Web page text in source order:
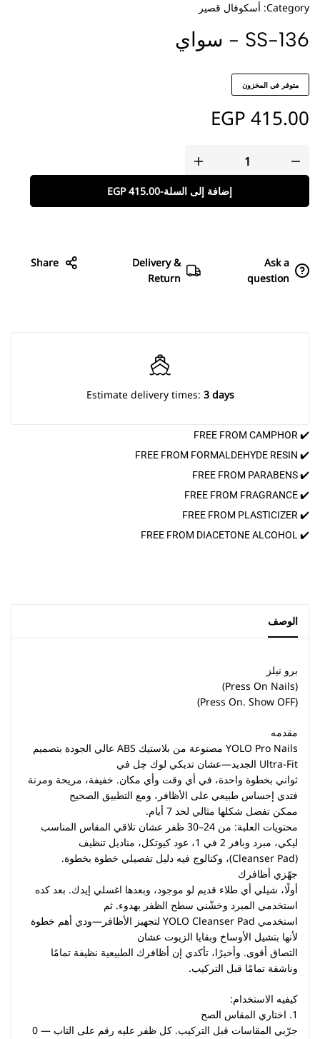
Category: أسكوفال قصير
SS-136 - سواي
متوفر في المخزون
EGP 415.00
إضافة إلى السلة-
EGP415.00
Ask a
question
Delivery &
Return
Share
Estimate delivery times: 3 days
✔️ FREE FROM CAMPHOR
✔️ FREE FROM FORMALDEHYDE RESIN
✔️ FREE FROM PARABENS
✔️ FREE FROM FRAGRANCE
✔️ FREE FROM PLASTICIZER
✔️ FREE FROM DIACETONE ALCOHOL
الوصف
برو نيلز
(Press On Nails)
(Press On. Show OFF)
مقدمه
YOLO Pro Nails مصنوعة من بلاستيك ABS عالي الجودة بتصميم
Ultra-Fit الجديد—عشان تديكي لوك چل في
ثواني بخطوة واحدة، في أي وقت وأي مكان. خفيفة، مريحة ومرنة
فتدي إحساس طبيعي على الأظافر، ومع التطبيق الصحيح
ممكن تفضل شكلها مثالي لحد 7 أيام.
محتويات العلبة: من 24–30 ظفر عشان تلاقي المقاس المناسب
ليكي، مبرد وبافر 2 في 1، عود كيوتكل، مناديل تنظيف
(Cleanser Pad)، وكتالوج فيه دليل تفصيلي خطوة بخطوة.
جهّزي أظافرك
أولًا، شيلي أي طلاء قديم لو موجود، وبعدها اغسلي إيدك. بعد كده
استخدمي المبرد وخشّني سطح الظفر بهدوء. ثم
استخدمي YOLO Cleanser Pad لتجهيز الأظافر—ودي أهم خطوة
لأنها بتشيل الأوساخ وبقايا الزيوت عشان
التصاق أقوى. وأخيرًا، تأكدي إن أظافرك الطبيعية نظيفة تمامًا
وناشفة تمامًا قبل التركيب.
كيفيه الاستخدام:
1. اختاري المقاس الصح
جرّبي المقاسات قبل التركيب. كل ظفر عليه رقم على التاب — 0